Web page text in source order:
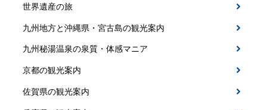
世界遺産の旅
九州地方と沖縄県・宮古島の観光案内
九州秘湯温泉の泉質・体感マニア
京都の観光案内
佐賀県の観光案内